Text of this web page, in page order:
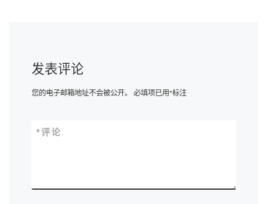
发表评论
您的电子邮箱地址不会被公开。 必填项已用*标注
评论
*